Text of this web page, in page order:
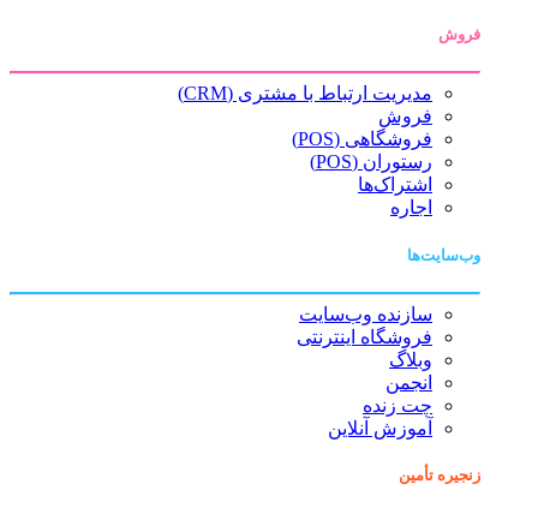
فروش
مدیریت ارتباط با مشتری (CRM)
فروش
فروشگاهی (POS)
رستوران (POS)
اشتراک‌ها
اجاره
وب‌سایت‌ها
سازنده وب‌سایت
فروشگاه اینترنتی
وبلاگ
انجمن
چت زنده
آموزش آنلاین
زنجیره تأمین